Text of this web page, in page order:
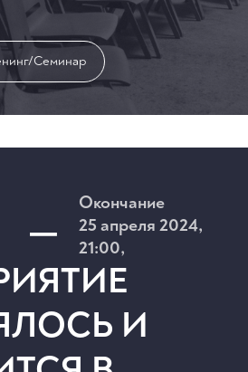
Семинар
–
Окончание
25 апреля 2024,
21:00,
И